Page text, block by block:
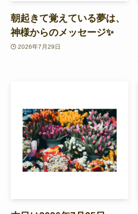
朝起きて覚えている夢は、
神様からのメッセージ✨
2026年7月29日